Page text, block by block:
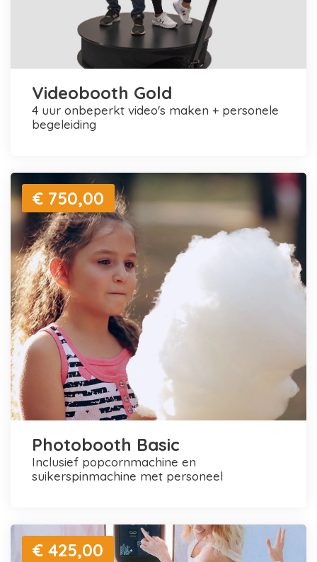
Videobooth Gold
4 uur onbeperkt video's maken + personele
begeleiding
€ 750,00
Photobooth Basic
inclusief popcornmachine en
suikerspinmachine met personeel
€ 425,00